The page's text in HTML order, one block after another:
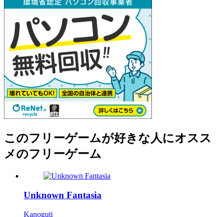
このフリーゲームが好きな人にオスス
メのフリーゲーム
Unknown Fantasia
Kanoguti